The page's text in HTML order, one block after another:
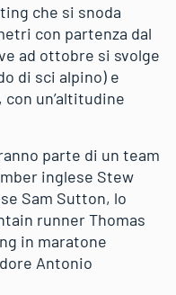
che si snoda
con partenza dal
ad ottobre si svolge
di sci alpino) e
un’altitudine
parte di un team
inglese Stew
Sam Sutton, lo
runner Thomas
in maratone
Antonio